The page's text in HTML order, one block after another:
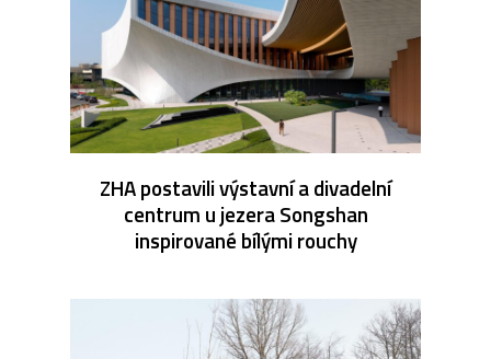
ZHA postavili výstavní a divadelní
centrum u jezera Songshan
inspirované bílými rouchy